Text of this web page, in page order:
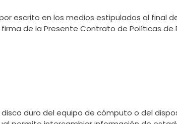
escrito en los medios estipulados al final
de la Presente Contrato de Políticas
duro del equipo de cómputo o del